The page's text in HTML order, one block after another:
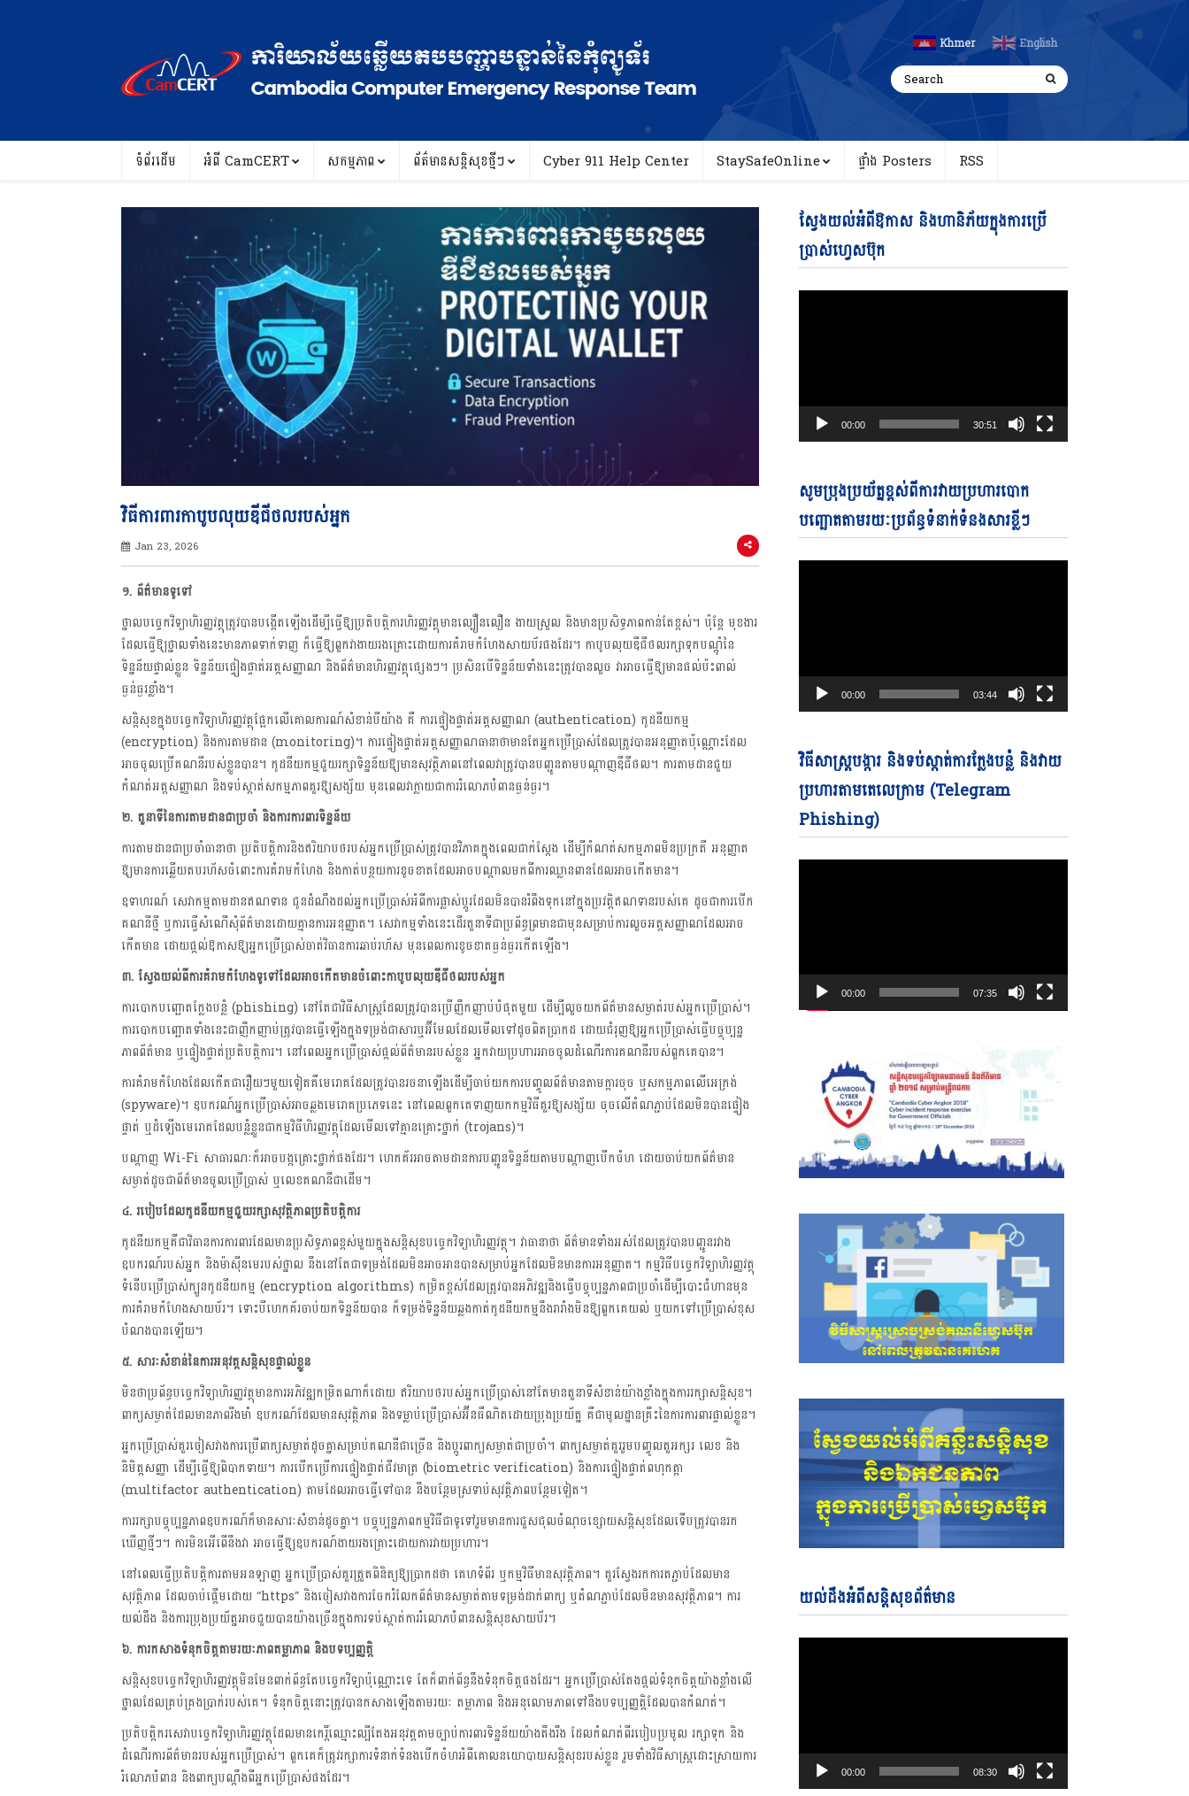
Khmer English
ទំព័រដើម អំពី ​CamCERT សកម្មភាព ព័ត៌មានសន្តិសុខថ្មីៗ Cyber 911 Help Center StaySafeOnline ផ្ទាំង Posters RSS
វិធីការពារកាបូបលុយឌីជីថលរបស់អ្នក
Jan 23, 2026
១. ព័ត៌មានទូទៅ
ថ្នាលបច្ចេកវិទ្យាហិរញ្ញវត្ថុត្រូវបានបង្កើតឡើងដើម្បីធ្វើឱ្យប្រតិបត្តិការហិរញ្ញវត្ថុមានល្បឿនលឿន ងាយស្រួល និងមានប្រសិទ្ធភាពកាន់តែខ្ពស់។ ប៉ុន្តែ មុខងារ
ដែលធ្វើឱ្យថ្នាលទាំងនេះមានភាពទាក់ទាញ ក៏ធ្វើឱ្យពួកវាងាយរងគ្រោះដោយការគំរាមកំហែងសាយប័រផងដែរ។ កាបូបលុយឌីជីថលរក្សាទុកបណ្ដុំនៃ
ទិន្នន័យផ្ទាល់ខ្លួន ទិន្នន័យផ្ទៀងផ្ទាត់អត្តសញ្ញាណ និងព័ត៌មានហិរញ្ញវត្ថុផ្សេងៗ។ ប្រសិនបើទិន្នន័យទាំងនេះត្រូវបានលួច វាអាចធ្វើឱ្យមានផល់ប៉ះពាល់
ធ្ងន់ធ្ងរខ្លាំង។
សន្តិសុខក្នុងបច្ចេកវិទ្យាហិរញ្ញវត្ថុផ្អែកលើគោលការណ៍សំខាន់បីយ៉ាង គឺ ការផ្ទៀងផ្ទាត់អត្តសញ្ញាណ (authentication) កូដនីយកម្ម
(encryption) និងការតាមដាន (monitoring)។ ការផ្ទៀងផ្ទាត់អត្តសញ្ញាណធានាថាមានតែអ្នកប្រើប្រាស់ដែលត្រូវបានអនុញ្ញាតប៉ុណ្ណោះដែល
អាចចូលប្រើគណនីរបស់ខ្លួនបាន។ កូដនីយកម្មជួយរក្សាទិន្នន័យឱ្យមានសុវត្ថិភាពនៅពេលវាត្រូវបានបញ្ជូនតាមបណ្តាញឌីជីថល។ ការតាមដានជួយ
កំណត់អត្តសញ្ញាណ និងទប់ស្កាត់សកម្មភាពគួរឱ្យសង្ស័យ មុនពេលវាក្លាយជាការរំលោភបំពានធ្ងន់ធ្ងរ។
២. តួនាទីនៃការតាមដានជាប្រចាំ និងការការពារទិន្នន័យ
ការតាមដានជាប្រចាំធានាថា ប្រតិបត្តិការនិងឥរិយាបថរបស់អ្នកប្រើប្រាស់ត្រូវបានវិភាគក្នុងពេលជាក់ស្តែង ដើម្បីកំណត់សកម្មភាពមិនប្រក្រតី អនុញ្ញាត
ឱ្យមានការឆ្លើយតបរហ័សចំពោះការគំរាមកំហែង និងកាត់បន្ថយការខូចខាតដែលអាចបណ្តាលមកពីការឈ្លានពានដែលអាចកើតមាន។
ឧទាហរណ៍ សេវាកម្មតាមដានឥណទាន ជូនដំណឹងដល់អ្នកប្រើប្រាស់អំពីការផ្លាស់ប្តូរដែលមិនបានរំពឹងទុកនៅក្នុងប្រវត្តិឥណទានរបស់គេ ដូចជាការបើក
គណនីថ្មី ឬការធ្វើសំណើសុំព័ត៌មានដោយគ្មានការអនុញ្ញាត។ សេវាកម្មទាំងនេះដើរតួនាទីជាប្រព័ន្ធព្រមានជាមុនសម្រាប់ការលួចអត្តសញ្ញាណដែលអាច
កើតមាន ដោយផ្តល់ឱកាសឱ្យអ្នកប្រើប្រាស់ចាត់វិធានការឆាប់រហ័ស មុនពេលការខូចខាតធ្ងន់ធ្ងរកើតឡើង។
៣. ស្វែងយល់ពីការគំរាមកំហែងទូទៅដែលអាចកើតមានចំពោះកាបូបលុយឌីជីថលរបស់អ្នក
ការបោកបញ្ឆោតក្លែងបន្លំ (phishing) នៅតែជាវិធីសាស្ត្រដែលត្រូវបានប្រើញឹកញាប់បំផុតមួយ ដើម្បីលួចយកព័ត៌មានសម្ងាត់របស់អ្នកប្រើប្រាស់។
ការបោកបញ្ឆោតទាំងនេះជាញឹកញាប់ត្រូវបានធ្វើឡើងក្នុងទម្រង់ជាសារឬអ៊ីមែលដែលមើលទៅដូចពិតប្រាកដ ដោយជំរុញឱ្យអ្នកប្រើប្រាស់ធ្វើបច្ចុប្បន្ន
ភាពព័ត៌មាន ឬផ្ទៀងផ្ទាត់ប្រតិបត្តិការ។ នៅពេលអ្នកប្រើប្រាស់ផ្តល់ព័ត៌មានរបស់ខ្លួន អ្នកវាយប្រហារអាចចូលដំណើរការគណនីរបស់ពួកគេបាន។
ការគំរាមកំហែងដែលកើតជារឿយៗមួយទៀតគឺមេរោគដែលត្រូវបានរចនាឡើងដើម្បីចាប់យកការបញ្ចូលព័ត៌មានតាមក្ដារចុច ឬសកម្មភាពលើអេក្រង់
(spyware)។ ឧបករណ៍អ្នកប្រើប្រាស់អាចឆ្លងមេរោគប្រភេទនេះ នៅពេលពួកគេទាញយកកម្មវិធីគួរឱ្យសង្ស័យ ចុចលើតំណភ្ជាប់ដែលមិនបានផ្ទៀង
ផ្ទាត់ ឬដំឡើងមេរោគដែលបន្លំខ្លួនជាកម្មវិធីហិរញ្ញវត្ថុដែលមើលទៅគ្មានគ្រោះថ្នាក់ (trojans)។
បណ្តាញ Wi-Fi សាធារណៈក៏អាចបង្កគ្រោះថ្នាក់ផងដែរ។ ហេកគ័រអាចតាមដានការបញ្ជូនទិន្នន័យតាមបណ្តាញបើកចំហ ដោយចាប់យកព័ត៌មាន
សម្ងាត់ដូចជាព័ត៌មានចូលប្រើប្រាស់ ឬលេខគណនីជាដើម។
៤. របៀបដែលកូដនីយកម្មជួយរក្សាសុវត្ថិភាពប្រតិបត្តិការ
កូដនីយកម្មគឺជាវិធានការការពារដែលមានប្រសិទ្ធភាពខ្ពស់មួយក្នុងសន្តិសុខបច្ចេកវិទ្យាហិរញ្ញវត្ថុ។ វាធានាថា ព័ត៌មានទាំងអស់ដែលត្រូវបានបញ្ជូនរវាង
ឧបករណ៍របស់អ្នក និងម៉ាស៊ីនមេរបស់ថ្នាល នឹងនៅតែជាទម្រង់ដែលមិនអាចអានបានសម្រាប់អ្នកដែលមិនមានការអនុញ្ញាត។ កម្មវិធីបច្ចេកវិទ្យាហិរញ្ញវត្ថុ
ទំនើបប្រើប្រាស់ក្បួនកូដនីយកម្ម (encryption algorithms) កម្រិតខ្ពស់ដែលត្រូវបានអភិវឌ្ឍនិងធ្វើបច្ចុប្បន្នភាពជាប្រចាំដើម្បីបោះជំហានមុន
ការគំរាមកំហែងសាយប័រ។ ទោះបីហេកគ័រចាប់យកទិន្នន័យបាន ក៏ទម្រង់ទិន្នន័យឆ្លងកាត់កូដនីយកម្មនឹងរារាំងមិនឱ្យពួកគេយល់ ឬយកទៅប្រើប្រាស់ខុស
បំណងបានឡើយ។
៥. សារៈសំខាន់នៃការអនុវត្តសន្តិសុខផ្ទាល់ខ្លួន
មិនថាប្រព័ន្ធបច្ចេកវិទ្យាហិរញ្ញវត្ថុមានការអភិវឌ្ឍកម្រិតណាក៏ដោយ ឥរិយាបថរបស់អ្នកប្រើប្រាស់នៅតែមានតួនាទីសំខាន់យ៉ាងខ្លាំងក្នុងការរក្សាសន្តិសុខ។
ពាក្យសម្ងាត់ដែលមានភាពរឹងមាំ ឧបករណ៍ដែលមានសុវត្ថិភាព និងទម្លាប់ប្រើប្រាស់អ៊ីនធឺណិតដោយប្រុងប្រយ័ត្ន គឺជាមូលដ្ឋានគ្រឹះនៃការការពារផ្ទាល់ខ្លួន។
អ្នកប្រើប្រាស់គួរចៀសវាងការប្រើពាក្យសម្ងាត់ដូចគ្នាសម្រាប់គណនីជាច្រើន និងប្ដូរពាក្យសម្ងាត់ជាប្រចាំ។ ពាក្យសម្ងាត់គួររួមបញ្ចូលតួអក្សរ លេខ និង
និមិត្តសញ្ញា ដើម្បីធ្វើឱ្យពិបាកទាយ។ ការបើកប្រើការផ្ទៀងផ្ទាត់ជីវមាត្រ (biometric verification) និងការផ្ទៀងផ្ទាត់ពហុកត្តា
(multifactor authentication) តាមដែលអាចធ្វើទៅបាន នឹងបន្ថែមស្រទាប់សុវត្ថិភាពបន្ថែមទៀត។
ការរក្សាបច្ចុប្បន្នភាពឧបករណ៍ក៏មានសារៈសំខាន់ដូចគ្នា។ បច្ចុប្បន្នភាពកម្មវិធីជាទូទៅរួមមានការជួសជុលចំណុចខ្សោយសន្តិសុខដែលទើបត្រូវបានរក
ឃើញថ្មីៗ។ ការមិនអើពើនឹងវា អាចធ្វើឱ្យឧបករណ៍ងាយរងគ្រោះដោយការវាយប្រហារ។
នៅពេលធ្វើប្រតិបត្តិការតាមអនឡាញ អ្នកប្រើប្រាស់គួរត្រួតពិនិត្យឱ្យប្រាកដថា គេហទំព័រ ឬកម្មវិធីមានសុវត្ថិភាព។ គួរស្វែងរកការតភ្ជាប់ដែលមាន
សុវត្ថិភាព ដែលចាប់ផ្តើមដោយ “https” និងចៀសវាងការចែករំលែកព័ត៌មានសម្ងាត់តាមទម្រង់ដាក់ពាក្យ ឬតំណភ្ជាប់ដែលមិនមានសុវត្ថិភាព។ ការ
យល់ដឹង និងការប្រុងប្រយ័ត្នអាចជួយបានយ៉ាងច្រើនក្នុងការទប់ស្កាត់ការរំលោភបំពានសន្តិសុខសាយប័រ។
៦. ការកសាងទំនុកចិត្តតាមរយៈភាពតម្លាភាព និងបទប្បញ្ញត្តិ
សន្តិសុខបច្ចេកវិទ្យាហិរញ្ញវត្ថុមិនមែនពាក់ព័ន្ធតែបច្ចេកវិទ្យាប៉ុណ្ណោះទេ តែក៏ពាក់ព័ន្ធនឹងទំនុកចិត្តផងដែរ។ អ្នកប្រើប្រាស់តែងផ្តល់ទំនុកចិត្តយ៉ាងខ្លាំងលើ
ថ្នាលដែលគ្រប់គ្រងប្រាក់របស់គេ។ ទំនុកចិត្តនោះត្រូវបានកសាងឡើងតាមរយៈ តម្លាភាព និងអនុលោមភាពទៅនឹងបទប្បញ្ញត្តិដែលបានកំណត់។
ប្រតិបត្តិករសេវាបច្ចេកវិទ្យាហិរញ្ញវត្ថុដែលមានកេរ្តិ៍ឈ្មោះល្បីតែងអនុវត្តតាមច្បាប់ការពារទិន្នន័យយ៉ាងតឹងរឹង ដែលកំណត់ពីរបៀបប្រមូល រក្សាទុក និង
ដំណើរការព័ត៌មានរបស់អ្នកប្រើប្រាស់។ ពួកគេក៏ត្រូវរក្សាការទំនាក់ទំនងបើកចំហអំពីគោលនយោបាយសន្តិសុខរបស់ខ្លួន រួមទាំងវិធីសាស្ត្រដោះស្រាយការ
រំលោភបំពាន និងពាក្យបណ្តឹងពីអ្នកប្រើប្រាស់ផងដែរ។
ស្វែងយល់អំពីឱកាស និងហានិភ័យក្នុងការប្រើ
ប្រាស់ហ្វេសប៊ុក
00:00 30:51
សូមប្រុងប្រយ័ត្នខ្ពស់ពីការវាយប្រហារបោក
បញ្ឆោតតាមរយៈប្រព័ន្ធទំនាក់ទំនងសារខ្លីៗ
00:00 03:44
វិធីសាស្ត្របង្ការ និងទប់ស្កាត់ការក្លែងបន្លំ និងវាយ
ប្រហារតាមតេលេក្រាម (Telegram
Phishing)
00:00 07:35
យល់ដឹងអំពីសន្តិសុខព័ត៌មាន
Player
00:00 08:30